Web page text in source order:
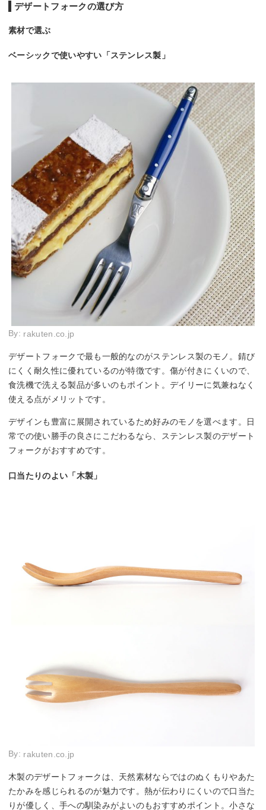
デザートフォークの選び方
素材で選ぶ
ベーシックで使いやすい「ステンレス製」
By: rakuten.co.jp
デザートフォークで最も一般的なのがステンレス製のモノ。錆び
にくく耐久性に優れているのが特徴です。傷が付きにくいので、
食洗機で洗える製品が多いのもポイント。デイリーに気兼ねなく
使える点がメリットです。
デザインも豊富に展開されているため好みのモノを選べます。日
常での使い勝手の良さにこだわるなら、ステンレス製のデザート
フォークがおすすめです。
口当たりのよい「木製」
By: rakuten.co.jp
木製のデザートフォークは、天然素材ならではのぬくもりやあた
たかみを感じられるのが魅力です。熱が伝わりにくいので口当た
りが優しく、手への馴染みがよいのもおすすめポイント。小さな